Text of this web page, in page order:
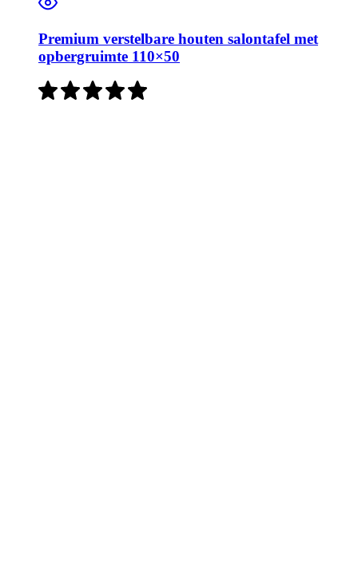
Premium verstelbare houten salontafel met
opbergruimte 110×50